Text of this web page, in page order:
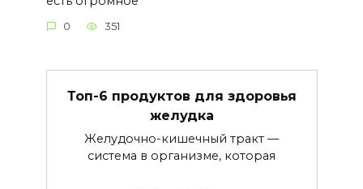
0 351
Топ-6 продуктов для здоровья
желудка
Желудочно-кишечный тракт —
система в организме, которая